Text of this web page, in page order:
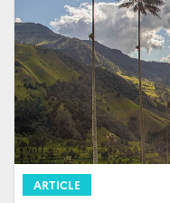
ARTICLE